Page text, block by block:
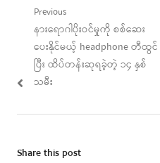
Post
navigation
Previous
Previous
post:
နားရောဂါပိုးဝင်မှုကို စစ်ဆေး
ပေးနိုင်မယ့် headphone တီထွင်
ပြီး ထိပ်တန်းဆုရခဲ့တဲ့ ၁၄ နှစ်
သမီး
Share this post